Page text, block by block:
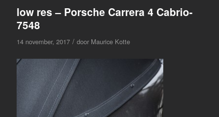
low res – Porsche Carrera 4 Cabrio-
7548
14 november, 2017 / door Maurice Kotte